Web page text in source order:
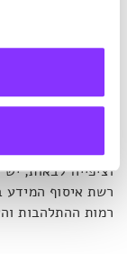
במאה
של הגיבור
מסקרן הוא מושך
לדעת את
לחשוב שקיים
ושהידע הזה
וציפייה לבאות,
רשת איסוף המידע
רמות ההתלהבות